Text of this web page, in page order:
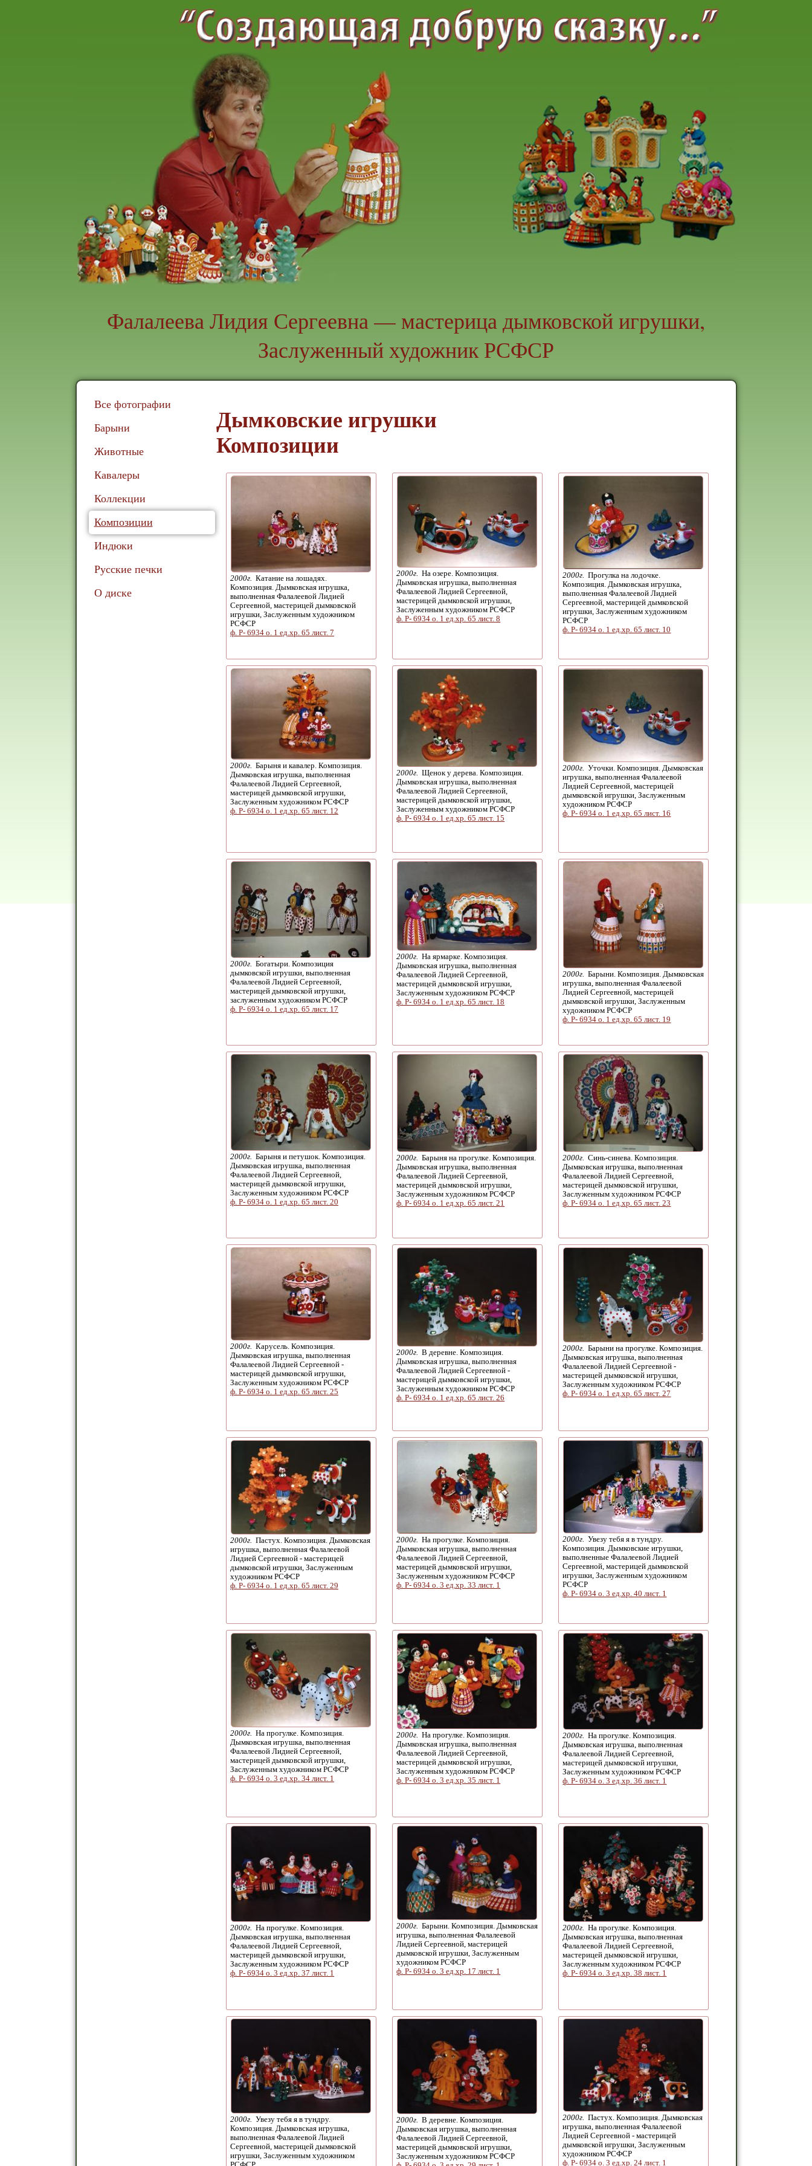
Фалалеева Лидия Сергеевна — мастерица дымковской игрушки,
Заслуженный художник РСФСР
Все фотографии
Барыни
Животные
Кавалеры
Коллекции
Композиции
Индюки
Русские печки
О диске
Дымковские игрушки
Композиции
2000г. Катание на лошадях.
Композиция. Дымковская игрушка,
выполненная Фалалеевой Лидией
Сергеевной, мастерицей дымковской
игрушки, Заслуженным художником
РСФСР
ф. Р- 6934 о. 1 ед.хр. 65 лист. 7
2000г.
На озере. Композиция.
Дымковская игрушка, выполненная
Фалалеевой Лидией Сергеевной,
мастерицей дымковской игрушки,
Заслуженным художником РСФСР
ф. Р- 6934 о. 1 ед.хр. 65 лист. 8
2000г.
Прогулка на лодочке.
Композиция. Дымковская игрушка,
выполненная Фалалеевой Лидией
Сергеевной, мастерицей дымковской
игрушки, Заслуженным художником
РСФСР
ф. Р- 6934 о. 1 ед.хр. 65 лист. 10
2000г. Барыня и кавалер. Композиция.
Дымковская игрушка, выполненная
Фалалеевой Лидией Сергеевной,
мастерицей дымковской игрушки,
Заслуженным художником РСФСР
ф. Р- 6934 о. 1 ед.хр. 65 лист. 12
2000г. Щенок у дерева. Композиция.
Дымковская игрушка, выполненная
Фалалеевой Лидией Сергеевной,
мастерицей дымковской игрушки,
Заслуженным художником РСФСР
ф. Р- 6934 о. 1 ед.хр. 65 лист. 15
2000г.
Уточки. Композиция. Дымковская
игрушка, выполненная Фалалеевой
Лидией Сергеевной, мастерицей
дымковской игрушки, Заслуженным
художником РСФСР
ф. Р- 6934 о. 1 ед.хр. 65 лист. 16
2000г. Богатыри. Композиция
дымковской игрушки, выполненная
Фалалеевой Лидией Сергеевной,
мастерицей дымковской игрушки,
заслуженным художником РСФСР
ф. Р- 6934 о. 1 ед.хр. 65 лист. 17
2000г. На ярмарке. Композиция.
Дымковская игрушка, выполненная
Фалалеевой Лидией Сергеевной,
мастерицей дымковской игрушки,
Заслуженным художником РСФСР
ф. Р- 6934 о. 1 ед.хр. 65 лист. 18
2000г. Барыни. Композиция. Дымковская
игрушка, выполненная Фалалеевой
Лидией Сергеевной, мастерицей
дымковской игрушки, Заслуженным
художником РСФСР
ф. Р- 6934 о. 1 ед.хр. 65 лист. 19
2000г.
Барыня и петушок. Композиция.
Дымковская игрушка, выполненная
Фалалеевой Лидией Сергеевной,
мастерицей дымковской игрушки,
Заслуженным художником РСФСР
ф. Р- 6934 о. 1 ед.хр. 65 лист. 20
2000г. Барыня на прогулке. Композиция.
Дымковская игрушка, выполненная
Фалалеевой Лидией Сергеевной,
мастерицей дымковской игрушки,
Заслуженным художником РСФСР
ф. Р- 6934 о. 1 ед.хр. 65 лист. 21
2000г. Синь-синева. Композиция.
Дымковская игрушка, выполненная
Фалалеевой Лидией Сергеевной,
мастерицей дымковской игрушки,
Заслуженным художником РСФСР
ф. Р- 6934 о. 1 ед.хр. 65 лист. 23
2000г. Карусель. Композиция.
Дымковская игрушка, выполненная
Фалалеевой Лидией Сергеевной -
мастерицей дымковской игрушки,
Заслуженным художником РСФСР
ф. Р- 6934 о. 1 ед.хр. 65 лист. 25
2000г. В деревне. Композиция.
Дымковская игрушка, выполненная
Фалалеевой Лидией Сергеевной -
мастерицей дымковской игрушки,
Заслуженным художником РСФСР
ф. Р- 6934 о. 1 ед.хр. 65 лист. 26
2000г. Барыни на прогулке. Композиция.
Дымковская игрушка, выполненная
Фалалеевой Лидией Сергеевной -
мастерицей дымковской игрушки,
Заслуженным художником РСФСР
ф. Р- 6934 о. 1 ед.хр. 65 лист. 27
2000г. Пастух. Композиция. Дымковская
игрушка, выполненная Фалалеевой
Лидией Сергеевной - мастерицей
дымковской игрушки, Заслуженным
художником РСФСР
ф. Р- 6934 о. 1 ед.хр. 65 лист. 29
2000г. На прогулке. Композиция.
Дымковская игрушка, выполненная
Фалалеевой Лидией Сергеевной,
мастерицей дымковской игрушки,
Заслуженным художником РСФСР
ф. Р- 6934 о. 3 ед.хр. 33 лист. 1
2000г. Увезу тебя я в тундру.
Композиция. Дымковские игрушки,
выполненные Фалалеевой Лидией
Сергеевной, мастерицей дымковской
игрушки, Заслуженным художником
РСФСР
ф. Р- 6934 о. 3 ед.хр. 40 лист. 1
2000г.
На прогулке. Композиция.
Дымковская игрушка, выполненная
Фалалеевой Лидией Сергеевной,
мастерицей дымковской игрушки,
Заслуженным художником РСФСР
ф. Р- 6934 о. 3 ед.хр. 34 лист. 1
2000г. На прогулке. Композиция.
Дымковская игрушка, выполненная
Фалалеевой Лидией Сергеевной,
мастерицей дымковской игрушки,
Заслуженным художником РСФСР
ф. Р- 6934 о. 3 ед.хр. 35 лист. 1
2000г. На прогулке. Композиция.
Дымковская игрушка, выполненная
Фалалеевой Лидией Сергеевной,
мастерицей дымковской игрушки,
Заслуженным художником РСФСР
ф. Р- 6934 о. 3 ед.хр. 36 лист. 1
2000г. На прогулке. Композиция.
Дымковская игрушка, выполненная
Фалалеевой Лидией Сергеевной,
мастерицей дымковской игрушки,
Заслуженным художником РСФСР
ф. Р- 6934 о. 3 ед.хр. 37 лист. 1
2000г.
Барыни. Композиция. Дымковская
игрушка, выполненная Фалалеевой
Лидией Сергеевной, мастерицей
дымковской игрушки, Заслуженным
художником РСФСР
ф. Р- 6934 о. 3 ед.хр. 17 лист. 1
2000г.
На прогулке. Композиция.
Дымковская игрушка, выполненная
Фалалеевой Лидией Сергеевной,
мастерицей дымковской игрушки,
Заслуженным художником РСФСР
ф. Р- 6934 о. 3 ед.хр. 38 лист. 1
2000г. Увезу тебя я в тундру.
Композиция. Дымковская игрушка,
выполненная Фалалеевой Лидией
Сергеевной, мастерицей дымковской
игрушки, Заслуженным художником
2000г.
В деревне. Композиция.
Дымковская игрушка, выполненная
Фалалеевой Лидией Сергеевной,
мастерицей дымковской игрушки,
Заслуженным художником РСФСР
2000г. Пастух. Композиция. Дымковская
игрушка, выполненная Фалалеевой
Лидией Сергеевной - мастерицей
дымковской игрушки, Заслуженным
художником РСФСР
ф. Р- 6934 о. 3 ед.хр. 24 лист. 1